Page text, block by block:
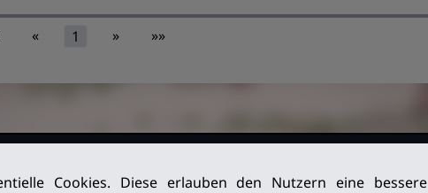
« 1 » »»
Cookies. Diese erlauben den Nutzern eine bessere